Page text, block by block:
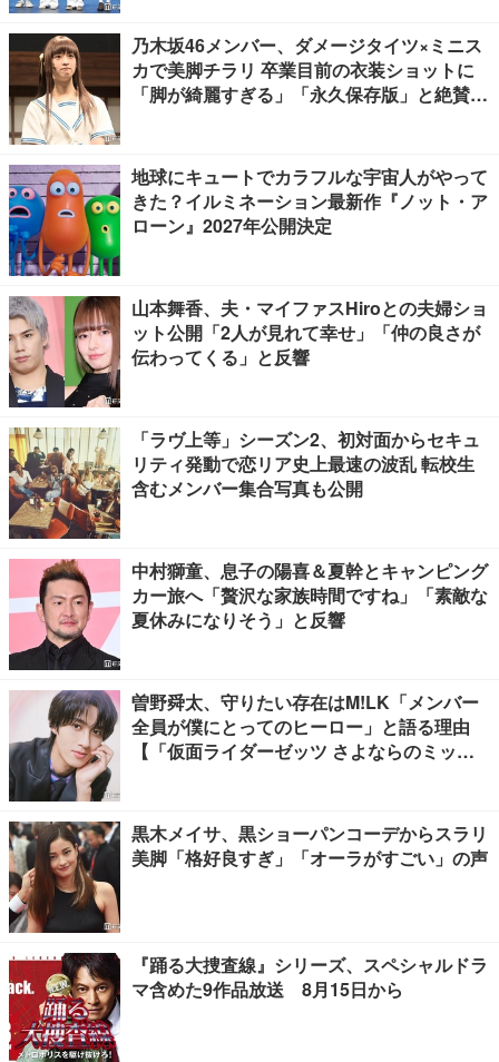
乃木坂46メンバー、ダメージタイツ×ミニス
カで美脚チラリ 卒業目前の衣装ショットに
「脚が綺麗すぎる」「永久保存版」と絶賛の
地球にキュートでカラフルな宇宙人がやって
きた？イルミネーション最新作『ノット・ア
ローン』2027年公開決定
山本舞香、夫・マイファスHiroとの夫婦ショ
ット公開「2人が見れて幸せ」「仲の良さが
伝わってくる」と反響
「ラヴ上等」シーズン2、初対面からセキュ
リティ発動で恋リア史上最速の波乱 転校生
含むメンバー集合写真も公開
中村獅童、息子の陽喜＆夏幹とキャンピング
カー旅へ「贅沢な家族時間ですね」「素敵な
夏休みになりそう」と反響
曽野舜太、守りたい存在はM!LK「メンバー
全員が僕にとってのヒーロー」と語る理由
【「仮面ライダーゼッツ さよならのミッシ
黒木メイサ、黒ショーパンコーデからスラリ
美脚「格好良すぎ」「オーラがすごい」の声
『踊る大捜査線』シリーズ、スペシャルドラ
マ含めた9作品放送 8月15日から